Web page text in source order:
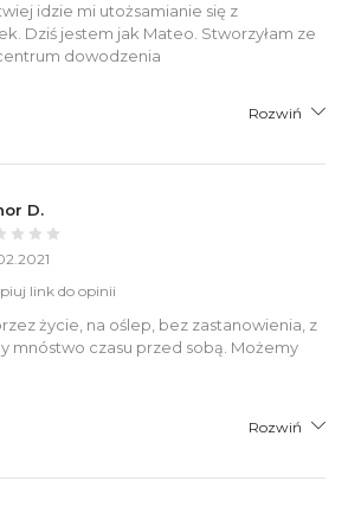
idzie mi utożsamianie się z
Dziś jestem jak Mateo. Stworzyłam ze
dowodzenia
Rozwiń
D.
link do opinii
życie, na oślep, bez zastanowienia, z
mnóstwo czasu przed sobą. Możemy
Rozwiń